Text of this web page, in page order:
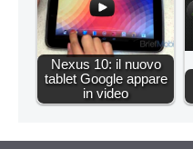
Nexus 10: il nuovo
tablet Google appare
in video